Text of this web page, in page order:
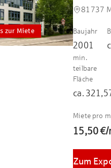
zur Miete
81737
Baujahr
2001
min.
teilbare
Fläche
ca.
Miete pro
15,50 €/
Zum